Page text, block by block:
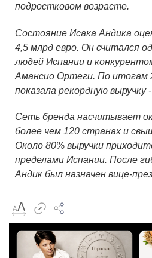
подростковом возрасте.
Состояние Исака Андика
4,5 млрд евро. Он считался
людей Испании и
Амансио Ортеги. По итогам
показала рекордную выручку
Сеть бренда насчитывает
более чем 120 странах и
Около 80% выручки
пределами Испании. После
Андик был назначен вице-